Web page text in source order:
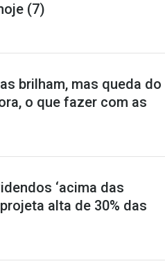
(7)
brilham, mas queda do
o que fazer com as
‘acima das
alta de 30% das